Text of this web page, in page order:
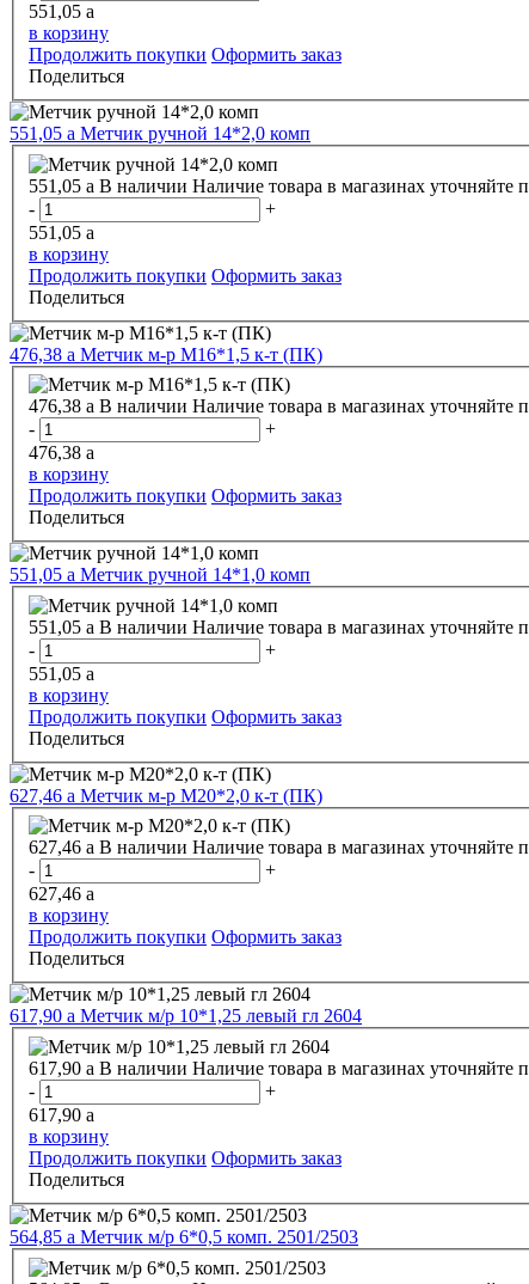
551,05 a
в корзину
Продолжить покупки Оформить заказ
Поделиться
551,05 a Метчик ручной 14*2,0 комп
551,05 a В наличии Наличие товара в магазинах уточняйте
-
+
551,05 a
в корзину
Продолжить покупки Оформить заказ
Поделиться
476,38 a Метчик м-р М16*1,5 к-т (ПК)
476,38 a В наличии Наличие товара в магазинах уточняйте
-
+
476,38 a
в корзину
Продолжить покупки Оформить заказ
Поделиться
551,05 a Метчик ручной 14*1,0 комп
551,05 a В наличии Наличие товара в магазинах уточняйте
-
+
551,05 a
в корзину
Продолжить покупки Оформить заказ
Поделиться
627,46 a Метчик м-р М20*2,0 к-т (ПК)
627,46 a В наличии Наличие товара в магазинах уточняйте
-
+
627,46 a
в корзину
Продолжить покупки Оформить заказ
Поделиться
617,90 a Метчик м/р 10*1,25 левый гл 2604
617,90 a В наличии Наличие товара в магазинах уточняйте
-
+
617,90 a
в корзину
Продолжить покупки Оформить заказ
Поделиться
564,85 a Метчик м/р 6*0,5 комп. 2501/2503